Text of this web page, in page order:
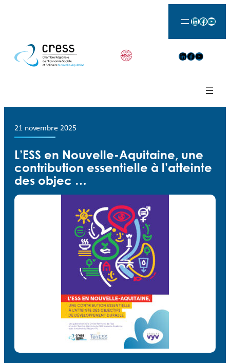
LinkedIn
Facebook
LinkedIn
Facebook
YouTube
21 novembre 2025
L’ESS en Nouvelle-Aquitaine, une
contribution essentielle à l’atteinte
des objec …